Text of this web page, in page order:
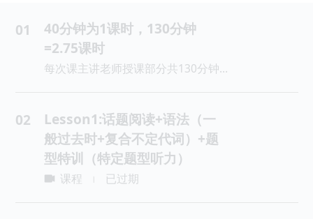
01
40分钟为1课时，130分钟
=2.75课时
每次课主讲老师授课部分共130分钟，40分钟为1课时，130分钟=2.75课时，主讲授课部分每讲40分钟休息10分钟。
02
Lesson1:话题阅读+语法（一
般过去时+复合不定代词）+题
型特训（特定题型听力）
课程 已过期